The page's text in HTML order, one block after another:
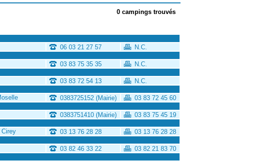
0 campings trouvés
06 03 21 27 57
N.C.
03 83 75 35 35
N.C.
03 83 72 54 13
N.C.
0383725152 (Mairie)
03 83 72 45 60
0383751410 (Mairie)
03 83 75 45 19
Cirey 03 13 76 28 28
03 13 76 28 28
03 82 46 33 22
03 82 21 83 70